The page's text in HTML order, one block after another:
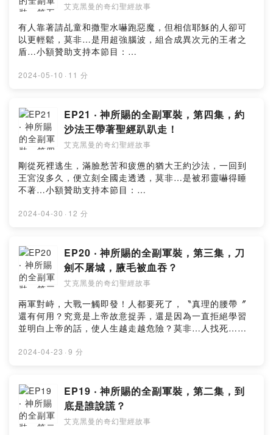
艾克黑曼的奇幻聖經故事
有人靠著請乩童和撒聖水嚇跑惡魔，但相信耶穌的人卻可
以更輕鬆，莫非…是用超強腦波，組合成異次元的王者之
盾…小額贊助支持本節目：
w9hi6留言告訴我你對這一集的想法：
2024-05-10 · 11 分
EP21 ‧ 神所賜的全副軍裝，第四集，約
沙法王帶著聖經趴趴走！
艾克黑曼的奇幻聖經故事
剛從死裡逃生，滿臉愁苦和疲憊的猶大王約沙法，一回到
王宮沒多久，便立刻全國走透透，莫非…是被邪靈嚇得睡
不著…小額贊助支持本節目：
w9hi6留言告訴我你對這一集的想法：
2024-04-30 · 12 分
EP20 ‧ 神所賜的全副軍裝，第三集，刀
劍不屠城，腋毛被血吞？
艾克黑曼的奇幻聖經故事
兩軍對峙，大戰一觸即發！人都要死了，〝真理的腰帶〞
還有何用？究竟是上帝故意捉弄，還是因為一直拒絕學習
並明白上帝的話，使人生越走越危險？莫非…人找死…小
https://open.firstory.me/user/ckydh66uigauz09101wl
w9hi6/commentsPowered by Firstory Hosting
2024-04-23 · 9 分
EP19 ‧ 神所賜的全副軍裝，第二集，到
底是誰說謊？
艾克黑曼的奇幻聖經故事